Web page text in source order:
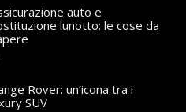
auto e
lunotto: le cose da
Rover: un’icona tra i
SUV